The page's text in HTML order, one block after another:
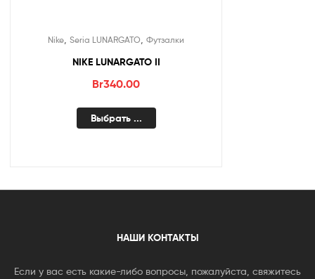
Nike Seria LUNARGATO Футзалки
NIKE LUNARGATO II
Br340.00
Выбрать ...
НАШИ КОНТАКТЫ
Если у вас есть какие-либо вопросы, пожалуйста, свяжитесь